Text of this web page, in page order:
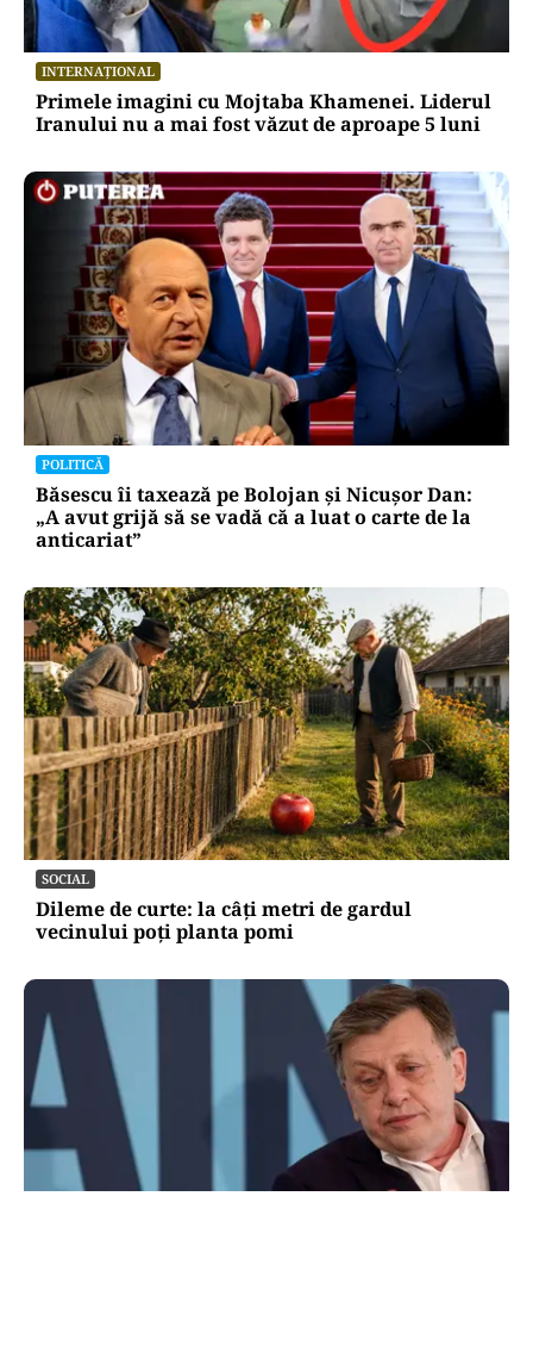
INTERNAȚIONAL
Primele imagini cu Mojtaba Khamenei. Liderul
Iranului nu a mai fost văzut de aproape 5 luni
POLITICĂ
Băsescu îi taxează pe Bolojan și Nicușor Dan:
„A avut grijă să se vadă că a luat o carte de la
anticariat”
SOCIAL
Dileme de curte: la câți metri de gardul
vecinului poți planta pomi